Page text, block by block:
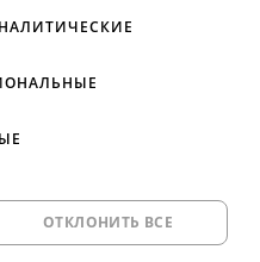
ПРОДОЛЖАЙТЕ
ОТКЛОНИТЬ ВСЕ